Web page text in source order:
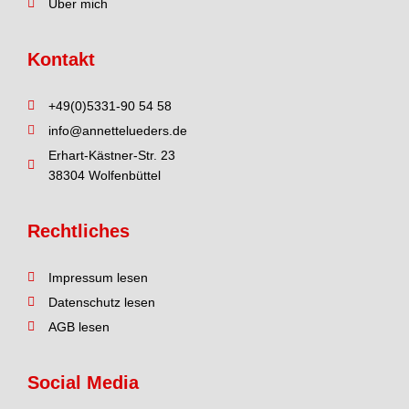
Über mich
Kontakt
+49(0)5331-90 54 58
info@annettelueders.de
Erhart-Käst­ner-Str. 23
38304 Wol­fen­büt­tel
Rechtliches
Impres­sum lesen
Daten­schutz lesen
AGB lesen
Social Media